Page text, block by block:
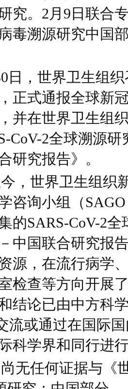
究。2月9日联合
毒溯源研究中国
日，世界卫生组
正式通报全球新
并在世界卫生组
CoV-2全球溯源
研究报告》。
今，世界卫生组织
咨询小组（
的SARS-CoV-2
国联合研究报
源，在流行病学
检查等方向开展
结论已由中方科
流或通过在国际
科学界和同行进
无任何证据与《